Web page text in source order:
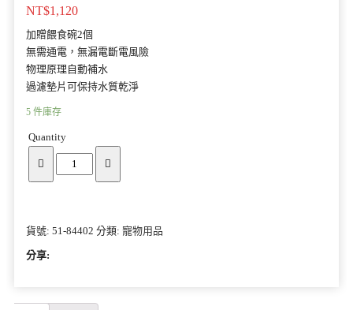
NT$1,120
加贈餵食碗2個
無需通電，無漏電斷電風險
物理原理自動補水
過濾墊片可保持水質乾淨
5 件庫存
Quantity
貨號: 51-84402 分類: 寵物用品
分享: